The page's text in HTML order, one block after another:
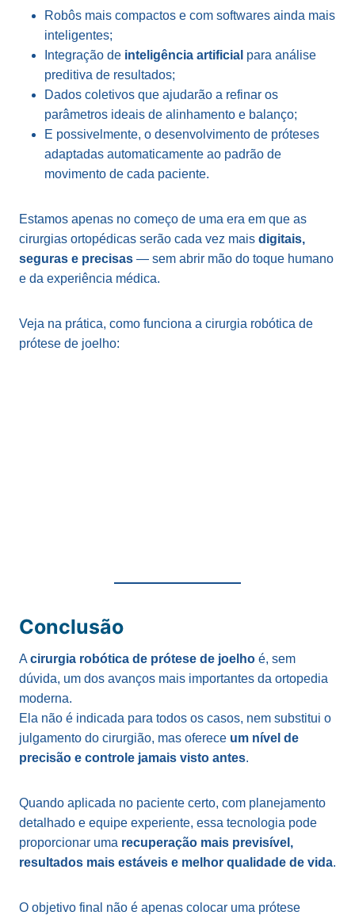
Robôs mais compactos e com softwares ainda mais
inteligentes;
Integração de inteligência artificial para análise
preditiva de resultados;
Dados coletivos que ajudarão a refinar os
parâmetros ideais de alinhamento e balanço;
E possivelmente, o desenvolvimento de próteses
adaptadas automaticamente ao padrão de
movimento de cada paciente.
Estamos apenas no começo de uma era em que as
cirurgias ortopédicas serão cada vez mais digitais,
seguras e precisas — sem abrir mão do toque humano
e da experiência médica.
Veja na prática, como funciona a cirurgia robótica de
prótese de joelho:
Conclusão
A cirurgia robótica de prótese de joelho é, sem
dúvida, um dos avanços mais importantes da ortopedia
moderna.
Ela não é indicada para todos os casos, nem substitui o
julgamento do cirurgião, mas oferece um nível de
precisão e controle jamais visto antes.
Quando aplicada no paciente certo, com planejamento
detalhado e equipe experiente, essa tecnologia pode
proporcionar uma recuperação mais previsível,
resultados mais estáveis e melhor qualidade de vida.
O objetivo final não é apenas colocar uma prótese